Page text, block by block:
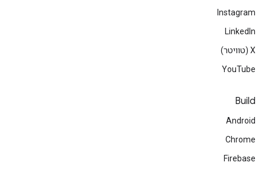
Instagram
LinkedIn
‫X (טוויטר)
YouTube
Build
Android
Chrome
Firebase